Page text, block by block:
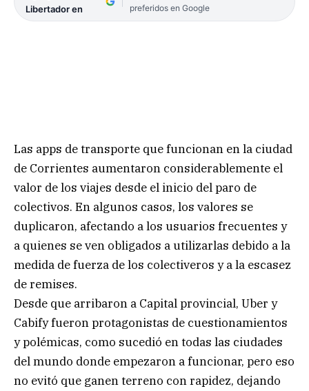
Libertador en
preferidos en Google
Las apps de transporte que funcionan en la ciudad
de Corrientes aumentaron considerablemente el
valor de los viajes desde el inicio del paro de
colectivos. En algunos casos, los valores se
duplicaron, afectando a los usuarios frecuentes y
a quienes se ven obligados a utilizarlas debido a la
medida de fuerza de los colectiveros y a la escasez
de remises.
Desde que arribaron a Capital provincial, Uber y
Cabify fueron protagonistas de cuestionamientos
y polémicas, como sucedió en todas las ciudades
del mundo donde empezaron a funcionar, pero eso
no evitó que ganen terreno con rapidez, dejando